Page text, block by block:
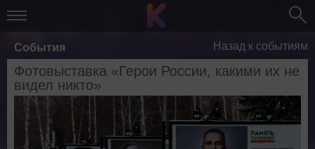
События Назад к событиям
Фотовыставка «Герои России, какими их не
видел никто»